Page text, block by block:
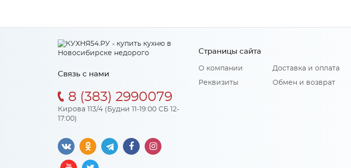
Связь с нами
8 (383) 2990079
Кирова 113/4 (Будни 11-19:00 СБ 12-
17:00)
Страницы сайта
О компании
Реквизиты
Доставка и оплата
Обмен и возврат